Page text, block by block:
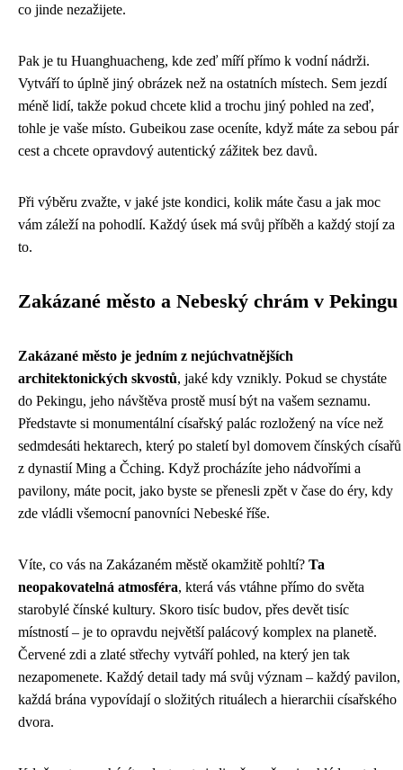
co jinde nezažijete.
Pak je tu Huanghuacheng, kde zeď míří přímo k vodní nádrži.
Vytváří to úplně jiný obrázek než na ostatních místech. Sem jezdí
méně lidí, takže pokud chcete klid a trochu jiný pohled na zeď,
tohle je vaše místo. Gubeikou zase oceníte, když máte za sebou pár
cest a chcete opravdový autentický zážitek bez davů.
Při výběru zvažte, v jaké jste kondici, kolik máte času a jak moc
vám záleží na pohodlí. Každý úsek má svůj příběh a každý stojí za
to.
Zakázané město a Nebeský chrám v Pekingu
Zakázané město je jedním z nejúchvatnějších
architektonických skvostů, jaké kdy vznikly. Pokud se chystáte
do Pekingu, jeho návštěva prostě musí být na vašem seznamu.
Představte si monumentální císařský palác rozložený na více než
sedmdesáti hektarech, který po staletí byl domovem čínských císařů
z dynastií Ming a Čching. Když procházíte jeho nádvořími a
pavilony, máte pocit, jako byste se přenesli zpět v čase do éry, kdy
zde vládli všemocní panovníci Nebeské říše.
Víte, co vás na Zakázaném městě okamžitě pohltí? Ta
neopakovatelná atmosféra, která vás vtáhne přímo do světa
starobylé čínské kultury. Skoro tisíc budov, přes devět tisíc
místností – je to opravdu největší palácový komplex na planetě.
Červené zdi a zlaté střechy vytváří pohled, na který jen tak
nezapomenete. Každý detail tady má svůj význam – každý pavilon,
každá brána vypovídají o složitých rituálech a hierarchii císařského
dvora.